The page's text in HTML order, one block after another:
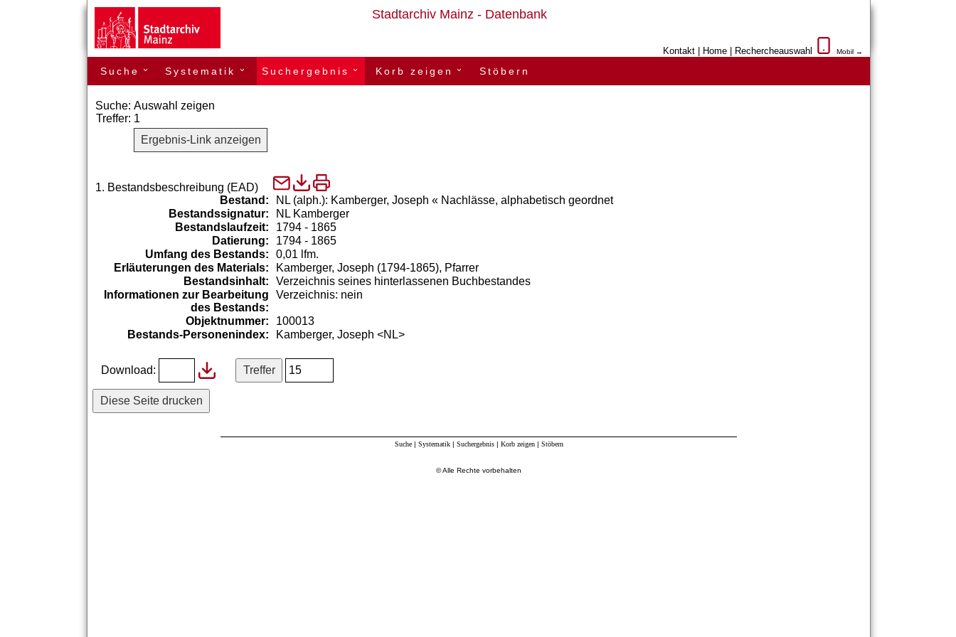
Kontakt Home Rechercheauswahl Mobil →
Stadtarchiv Mainz - Datenbank
Suche › Systematik › Suchergebnis › Korb zeigen › Stöbern
Suche: Auswahl zeigen
Treffer: 1
Ergebnis-Link anzeigen
1. Bestandsbeschreibung (EAD)
Bestand:
NL (alph.): Kamberger, Joseph « Nachlässe, alphabetisch geordnet
Bestandssignatur:
NL Kamberger
Bestandslaufzeit:
1794 - 1865
Datierung:
1794 - 1865
Umfang des Bestands:
0,01 lfm.
Erläuterungen des Materials:
Kamberger, Joseph (1794-1865), Pfarrer
Bestandsinhalt:
Verzeichnis seines hinterlassenen Buchbestandes
Informationen zur Bearbeitung
des Bestands:
Verzeichnis: nein
Objektnummer:
100013
Bestands-Personenindex:
Kamberger, Joseph <NL>
Download:
Diese Seite drucken
Suche| Systematik| Suchergebnis| Korb zeigen| Stöbern
© Alle Rechte vorbehalten